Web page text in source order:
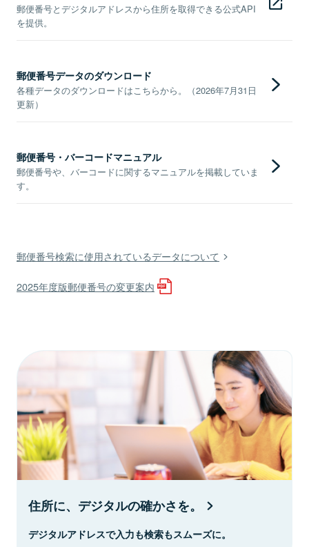
郵便番号とデジタルアドレスから住所を取得できる公式API
を提供。
郵便番号データのダウンロード
各種データのダウンロードはこちらから。（2026年7月31日
更新）
郵便番号・バーコードマニュアル
郵便番号や、バーコードに関するマニュアルを掲載していま
す。
郵便番号検索に使用されているデータについて
2025年度版郵便番号の変更案内
住所に、デジタルの確かさを。
デジタルアドレスで入力も検索もスムーズに。